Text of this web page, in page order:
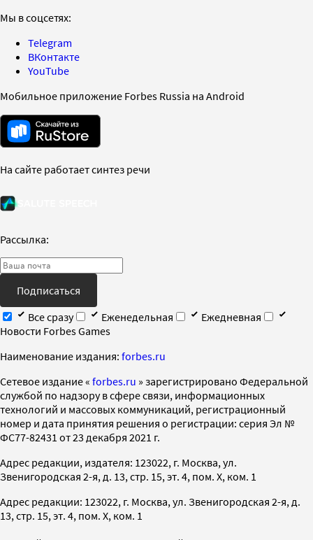
Мы в соцсетях:
Telegram
ВКонтакте
YouTube
Мобильное приложение Forbes Russia на Android
На сайте работает синтез речи
Рассылка:
Подписаться
Все сразу
Еженедельная
Ежедневная
Новости Forbes Games
Наименование издания: forbes.ru
Cетевое издание « forbes.ru » зарегистрировано Федеральной
службой по надзору в сфере связи, информационных
технологий и массовых коммуникаций, регистрационный
номер и дата принятия решения о регистрации: серия Эл №
ФС77-82431 от 23 декабря 2021 г.
Адрес редакции, издателя: 123022, г. Москва, ул.
Звенигородская 2-я, д. 13, стр. 15, эт. 4, пом. X, ком. 1
Адрес редакции: 123022, г. Москва, ул. Звенигородская 2-я, д.
13, стр. 15, эт. 4, пом. X, ком. 1